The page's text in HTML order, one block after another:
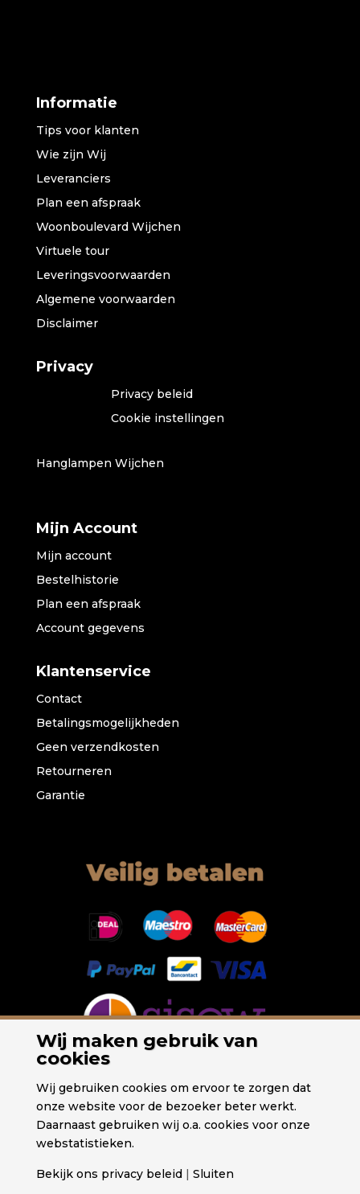
Informatie
Tips voor klanten
Wie zijn Wij
Leveranciers
Plan een afspraak
Woonboulevard Wijchen
Virtuele tour
Leveringsvoorwaarden
Algemene voorwaarden
Disclaimer
Privacy
Privacy beleid
Cookie instellingen
Hanglampen Wijchen
Mijn Account
Mijn account
Bestelhistorie
Plan een afspraak
Account gegevens
Klantenservice
Contact
Betalingsmogelijkheden
Geen verzendkosten
Retourneren
Garantie
Wij maken gebruik van
cookies
Wij gebruiken cookies om ervoor te zorgen dat
onze website voor de bezoeker beter werkt.
Daarnaast gebruiken wij o.a. cookies voor onze
webstatistieken.
Bekijk ons privacy beleid | Sluiten